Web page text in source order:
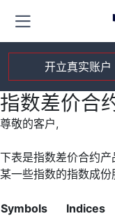
开立真实账户
指数差价合
尊敬的客户,
下表是指数差价合约
某一些指数的指数成份
Symbols Indices